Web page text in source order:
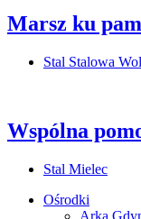
Marsz ku
Stal Stalowa
Wspólna
Stal Mielec
Ośrodki
Arka